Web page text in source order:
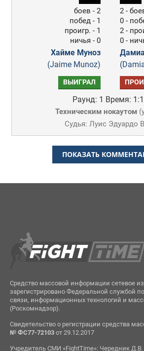
боев - 2
побед - 1
проигр. - 1
ничья - 0
Хайме Муноз
(Jaime Munoz)
2 -
0 -
2 -
0 -
ВЫИГРАЛ
Раунд: 1 Время:
Техническим нокаутом(
Судья: Луис Эдуардо
ПОКАЗАТЬ
Средство массовой информации сетевое
зарегистрировано Федеральной службой
связи, информационных технологий и
(Роскомнадзор).
Свидетельство о регистрации средства
№ ФС77-72103от 29.12.2017
Учредитель СМИ «FightTime»: Чередник Д.В.